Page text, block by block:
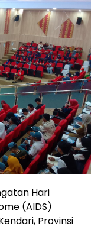
Hari
(AIDS)
Provinsi